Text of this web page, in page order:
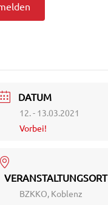
DATUM
12. - 13.03.2021
Vorbei!
VERANSTALTUNGSORT
BZKKO, Koblenz